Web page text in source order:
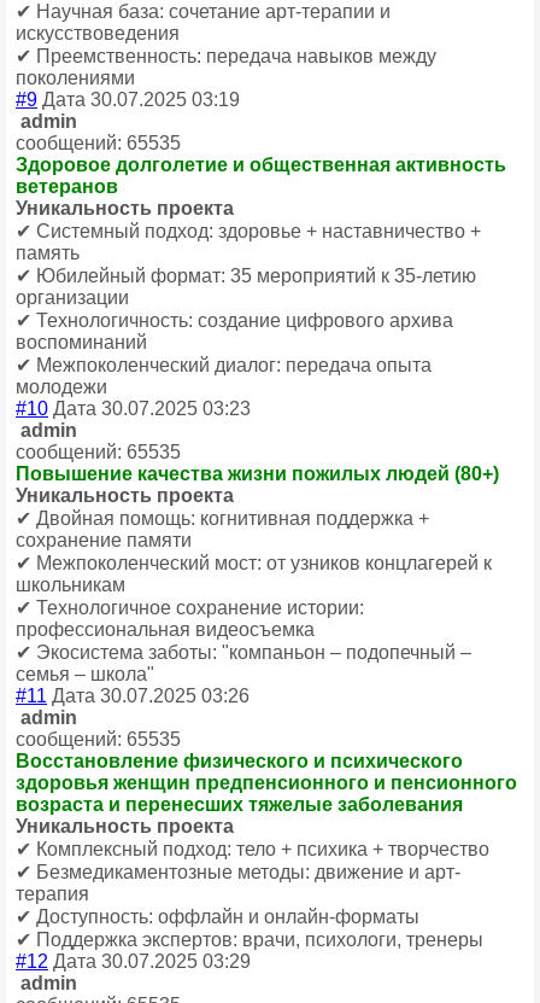
✔ Научная база: сочетание арт-терапии и
искусствоведения
✔ Преемственность: передача навыков между
поколениями
#9 Дата 30.07.2025 03:19
admin
сообщений: 65535
Здоровое долголетие и общественная активность
ветеранов
Уникальность проекта
✔ Системный подход: здоровье + наставничество +
память
✔ Юбилейный формат: 35 мероприятий к 35-летию
организации
✔ Технологичность: создание цифрового архива
воспоминаний
✔ Межпоколенческий диалог: передача опыта
молодежи
#10 Дата 30.07.2025 03:23
admin
сообщений: 65535
Повышение качества жизни пожилых людей (80+)
Уникальность проекта
✔ Двойная помощь: когнитивная поддержка +
сохранение памяти
✔ Межпоколенческий мост: от узников концлагерей к
школьникам
✔ Технологичное сохранение истории:
профессиональная видеосъемка
✔ Экосистема заботы: "компаньон – подопечный –
семья – школа"
#11 Дата 30.07.2025 03:26
admin
сообщений: 65535
Восстановление физического и психического
здоровья женщин предпенсионного и пенсионного
возраста и перенесших тяжелые заболевания
Уникальность проекта
✔ Комплексный подход: тело + психика + творчество
✔ Безмедикаментозные методы: движение и арт-
терапия
✔ Доступность: оффлайн и онлайн-форматы
✔ Поддержка экспертов: врачи, психологи, тренеры
#12 Дата 30.07.2025 03:29
admin